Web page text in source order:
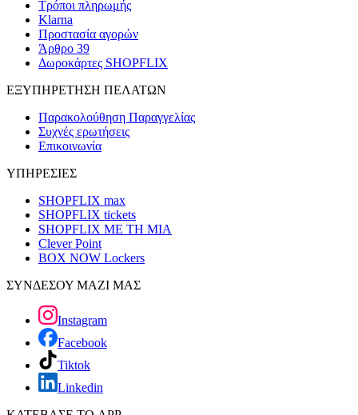
Τρόποι πληρωμής
Klarna
Προστασία αγορών
Άρθρο 39
Δωροκάρτες SHOPFLIX
ΕΞΥΠΗΡΕΤΗΣΗ ΠΕΛΑΤΩΝ
Παρακολούθηση Παραγγελίας
Συχνές ερωτήσεις
Επικοινωνία
ΥΠΗΡΕΣΙΕΣ
SHOPFLIX max
SHOPFLIX tickets
SHOPFLIX ΜΕ ΤΗ ΜΙΑ
Clever Point
BOX NOW Lockers
ΣΥΝΔΕΣΟΥ ΜΑΖΙ ΜΑΣ
Instagram
Facebook
Tiktok
Linkedin